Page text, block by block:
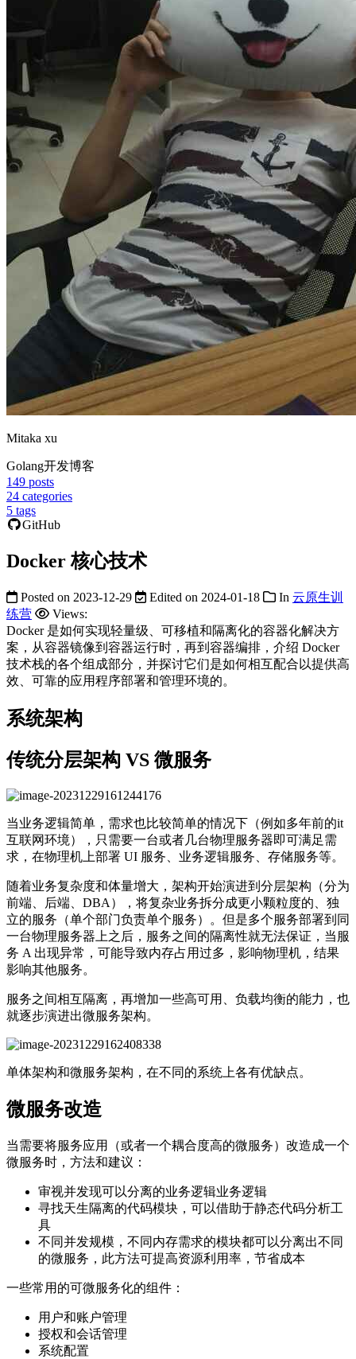
Mitaka xu
Golang开发博客
149 posts
24 categories
5 tags
GitHub
Docker 核心技术
Posted on 2023-12-29 Edited on 2024-01-18 In 云原生训
练营
Views:
Docker 是如何实现轻量级、可移植和隔离化的容器化解决方
案，从容器镜像到容器运行时，再到容器编排，介绍 Docker
技术栈的各个组成部分，并探讨它们是如何相互配合以提供高
效、可靠的应用程序部署和管理环境的。
系统架构
传统分层架构 VS 微服务
当业务逻辑简单，需求也比较简单的情况下（例如多年前的it
互联网环境），只需要一台或者几台物理服务器即可满足需
求，在物理机上部署 UI 服务、业务逻辑服务、存储服务等。
随着业务复杂度和体量增大，架构开始演进到分层架构（分为
前端、后端、DBA），将复杂业务拆分成更小颗粒度的、独
立的服务（单个部门负责单个服务）。但是多个服务部署到同
一台物理服务器上之后，服务之间的隔离性就无法保证，当服
务 A 出现异常，可能导致内存占用过多，影响物理机，结果
影响其他服务。
服务之间相互隔离，再增加一些高可用、负载均衡的能力，也
就逐步演进出微服务架构。
单体架构和微服务架构，在不同的系统上各有优缺点。
微服务改造
当需要将服务应用（或者一个耦合度高的微服务）改造成一个
微服务时，方法和建议：
审视并发现可以分离的业务逻辑业务逻辑
寻找天生隔离的代码模块，可以借助于静态代码分析工
具
不同并发规模，不同内存需求的模块都可以分离出不同
的微服务，此方法可提高资源利用率，节省成本
一些常用的可微服务化的组件：
用户和账户管理
授权和会话管理
系统配置